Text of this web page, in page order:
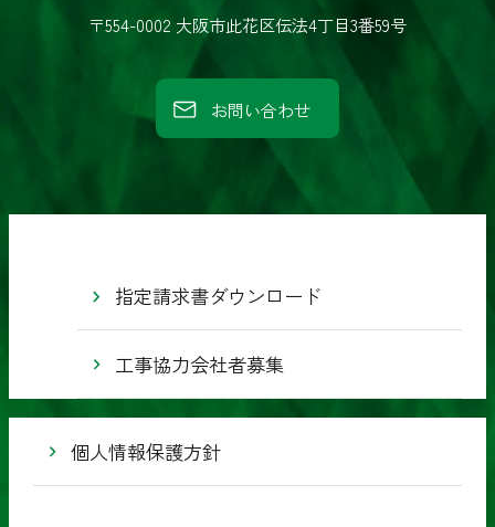
工
株
式
〒554-0002 大阪市此花区伝法4丁目3番59号
お問い合わせ
指定請求書ダウンロード
工事協力会社者募集
個人情報保護方針